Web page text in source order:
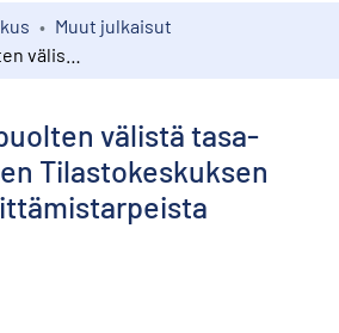
Muut julkaisut
välistä tasa-
Tilastokeskuksen